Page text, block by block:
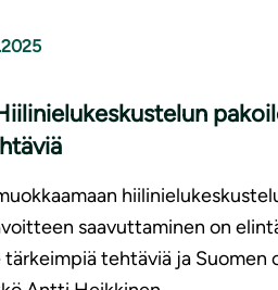
saavuttaminen on
tärkeimpiä tehtäviä ja